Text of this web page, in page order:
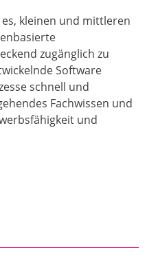
es, kleinen und mittleren
zugänglich zu
Software
schnell und
Fachwissen und
und